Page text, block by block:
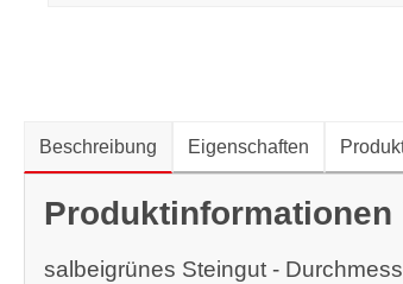
Beschreibung Eigenschaften
Produktinformationen
salbeigrünes Steingut -